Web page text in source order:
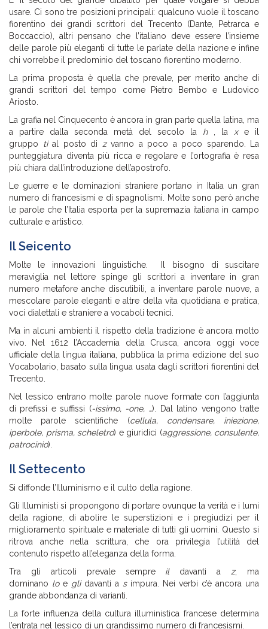
usare. Ci sono tre posizioni principali: qualcuno vuole il toscano
fiorentino dei grandi scrittori del Trecento (Dante, Petrarca e
Boccaccio), altri pensano che l’italiano deve essere l’insieme
delle parole più eleganti di tutte le parlate della nazione e infine
chi vorrebbe il predominio del toscano fiorentino moderno.
La prima proposta è quella che prevale, per merito anche di
grandi scrittori del tempo come Pietro Bembo e Ludovico
Ariosto.
La grafia nel Cinquecento è ancora in gran parte quella latina, ma
a partire dalla seconda metà del secolo la h , la xe il
gruppo tial posto di zvanno a poco a poco sparendo. La
punteggiatura diventa più ricca e regolare e l’ortografia è resa
più chiara dall’introduzione dell’apostrofo.
Le guerre e le dominazioni straniere portano in Italia un gran
numero di francesismi e di spagnolismi. Molte sono però anche
le parole che l’Italia esporta per la supremazia italiana in campo
culturale e artistico.
Il Seicento
Molte le innovazioni linguistiche. Il bisogno di suscitare
meraviglia nel lettore spinge gli scrittori a inventare in gran
numero metafore anche discutibili, a inventare parole nuove, a
mescolare parole eleganti e altre della vita quotidiana e pratica,
voci dialettali e straniere a vocaboli tecnici.
Ma in alcuni ambienti il rispetto della tradizione è ancora molto
vivo. Nel 1612 l’Accademia della Crusca, ancora oggi voce
ufficiale della lingua italiana, pubblica la prima edizione del suo
Vocabolario, basato sulla lingua usata dagli scrittori fiorentini del
Trecento.
Nel lessico entrano molte parole nuove formate con l’aggiunta
di prefissi e suffissi (-issimo, -one, …). Dal latino vengono tratte
molte parole scientifiche (cellula, condensare, iniezione,
iperbole, prisma, scheletro) e giuridici (aggressione, consulente,
patrocinio).
Il Settecento
Si diffonde l’Illuminismo e il culto della ragione.
Gli Illuministi si propongono di portare ovunque la verità e i lumi
della ragione, di abolire le superstizioni e i pregiudizi per il
miglioramento spirituale e materiale di tutti gli uomini. Questo si
ritrova anche nella scrittura, che ora privilegia l’utilità del
contenuto rispetto all’eleganza della forma.
Tra gli articoli prevale sempre ildavanti a z, ma
dominano loe glidavanti a simpura. Nei verbi c’è ancora una
grande abbondanza di varianti.
La forte influenza della cultura illuministica francese determina
l’entrata nel lessico di un grandissimo numero di francesismi.